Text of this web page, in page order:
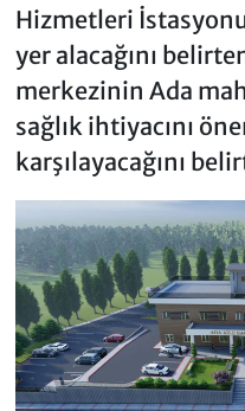
Hizmetleri
yer alacağını
merkezinin Ada
sağlık ihtiyacını
karşılayacağını